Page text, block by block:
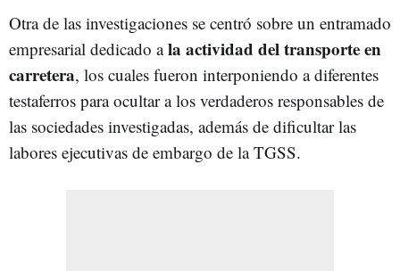
Otra de las investigaciones se centró sobre un entramado
empresarial dedicado ala actividad del transporte en
carretera, los cuales fueron interponiendo a diferentes
testaferros para ocultar a los verdaderos responsables de
las sociedades investigadas, además de dificultar las
labores ejecutivas de embargo de la TGSS.